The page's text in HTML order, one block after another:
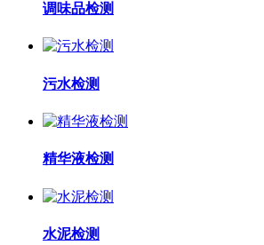
调味品检测
污水检测
精华液检测
水泥检测